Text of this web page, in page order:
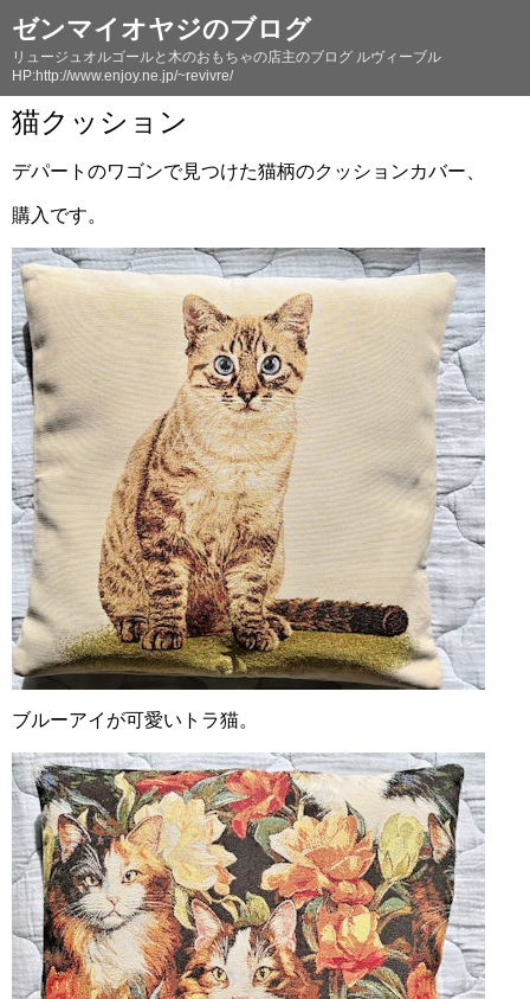
ゼンマイオヤジのブログ
リュージュオルゴールと木のおもちゃの店主のブログ ルヴィーブル
HP:http://www.enjoy.ne.jp/~revivre/
猫クッション
デパートのワゴンで見つけた猫柄のクッションカバー、
購入です。
ブルーアイが可愛いトラ猫。